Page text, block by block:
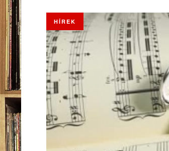
HÍREK